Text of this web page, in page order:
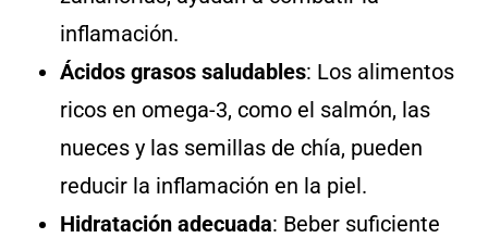
inflamación.
Ácidos grasos saludables: Los alimentos
ricos en omega-3, como el salmón, las
nueces y las semillas de chía, pueden
reducir la inflamación en la piel.
Hidratación adecuada: Beber suficiente